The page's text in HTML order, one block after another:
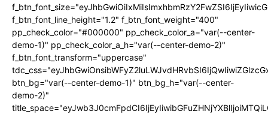
f_btn_font_line_height="1.2" f_btn_font_weight="400"
pp_check_color="#000000" pp_check_color_a="var(--center-
demo-1)" pp_check_color_a_h="var(--center-demo-2)"
f_btn_font_transform="uppercase"
btn_bg="var(--center-demo-1)" btn_bg_h="var(--center-
demo-2)"